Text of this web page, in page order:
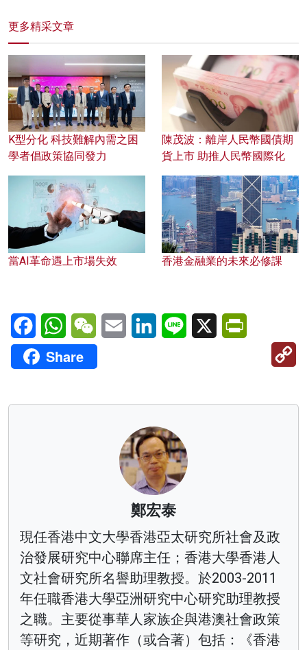
更多精采文章
K型分化 科技難解內需之困
學者倡政策協同發力
陳茂波：離岸人民幣國債期
貨上市 助推人民幣國際化
當AI革命遇上市場失效 香港金融業的未來必修課
FacebookWhatsAppWeChatEmail LinkedInLine X
Share
鄭宏泰
現任香港中文大學香港亞太研究所社會及政
治發展研究中心聯席主任；香港大學香港人
文社會研究所名譽助理教授。於2003-2011
年任職香港大學亞洲研究中心研究助理教授
之職。主要從事華人家族企與港澳社會政策
等研究，近期著作（或合著）包括：《香港